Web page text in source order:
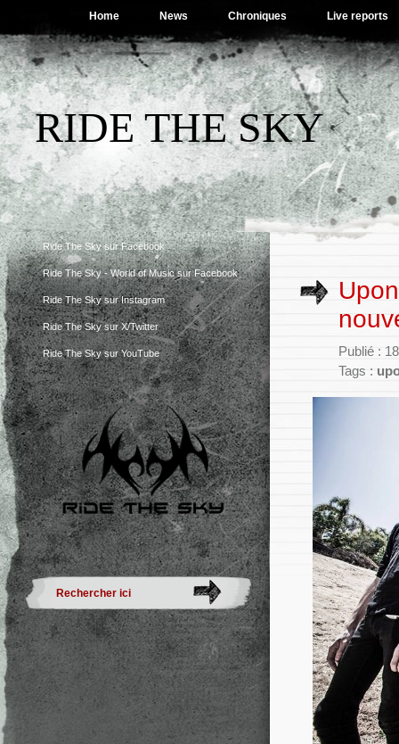
Home News Chroniques Live reports
RIDE THE SKY
Ride The Sky sur Facebook
Ride The Sky - World of Music sur Facebook
Ride The Sky sur Instagram
Ride The Sky sur X/Twitter
Ride The Sky sur YouTube
Publié :
Tags :